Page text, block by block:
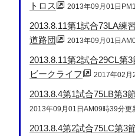
トロス
2013年09月01日
2013.8.11第1試合73LA練
道路団
2013年09月01日
2013.8.11第2試合29CL第
ビークライフ
2017年02月
2013.8.4第1試合75LB第3
2013年09月01日AM09時39分更
2013.8.4第2試合75LC第3